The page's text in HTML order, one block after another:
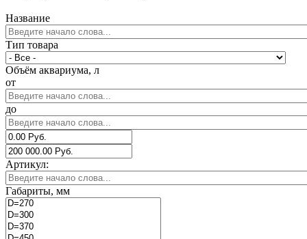
Название
Тип товара
Объём аквариума, л
от
до
Артикул:
Габариты, мм